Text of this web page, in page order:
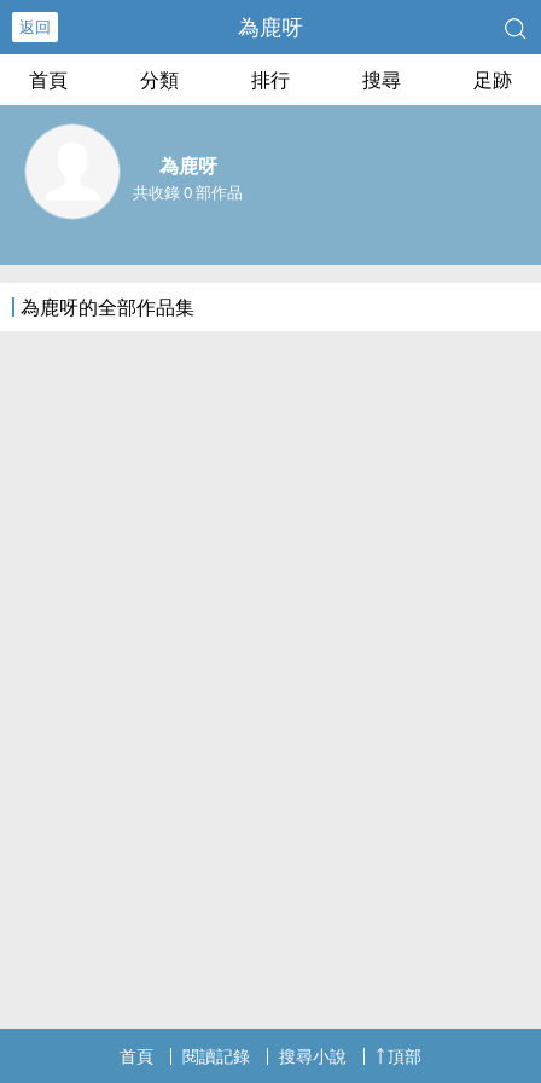
返回 為鹿呀
首頁 分類 排行 搜尋 足跡
為鹿呀
共收錄 0 部作品
為鹿呀的全部作品集
首頁 閱讀記錄 搜尋小說 頂部